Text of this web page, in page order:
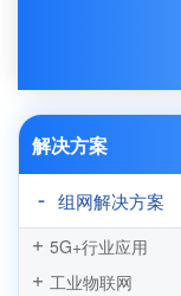
解决方案
组网解决方案
5G+行业应用
工业物联网